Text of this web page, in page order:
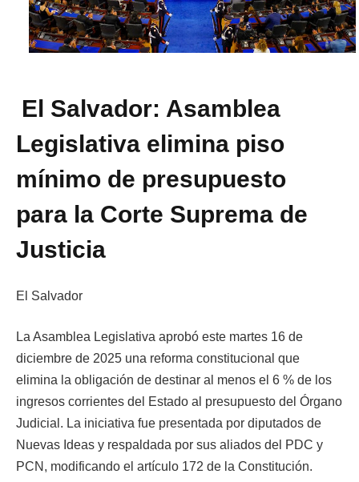
El Salvador: Asamblea
Legislativa elimina piso
mínimo de presupuesto
para la Corte Suprema de
Justicia
El Salvador
La Asamblea Legislativa aprobó este martes 16 de
diciembre de 2025 una reforma constitucional que
elimina la obligación de destinar al menos el 6 % de los
ingresos corrientes del Estado al presupuesto del Órgano
Judicial. La iniciativa fue presentada por diputados de
Nuevas Ideas y respaldada por sus aliados del PDC y
PCN, modificando el artículo 172 de la Constitución.